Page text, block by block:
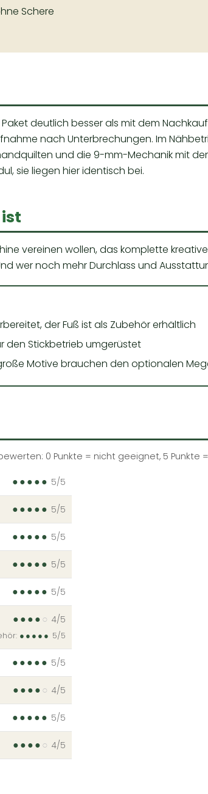
Schere
deutlich besser als mit dem
nach Unterbrechungen. Im
und die 9-mm-Mechanik mit
, sie liegen hier identisch bei.
vereinen wollen, das komplette
wer noch mehr Durchlass und
der Fuß ist als Zubehör erhältlich
den Stickbetrieb umgerüstet
Motive brauchen den optionalen
0 Punkte = nicht geeignet, 5 Punkte
●●●●● 5/5
●●●●● 5/5
●●●●● 5/5
●●●●● 5/5
●●●●● 5/5
●●●●○ 4/5
● ● ● ● ● 5/5
●●●●● 5/5
●●●●○ 4/5
●●●●● 5/5
●●●●○ 4/5